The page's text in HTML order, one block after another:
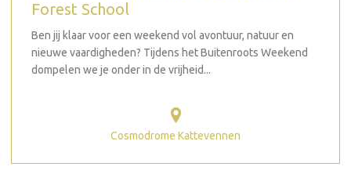
Forest School
Ben jij klaar voor een weekend vol avontuur, natuur en
nieuwe vaardigheden? Tijdens het Buitenroots Weekend
dompelen we je onder in de vrijheid...
Cosmodrome Kattevennen